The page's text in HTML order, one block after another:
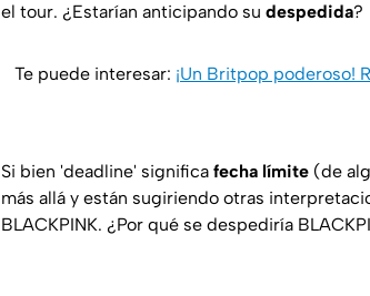
el tour. ¿Estarían anticipando su despedida?
Te puede interesar: ¡Un Britpop poderoso!
Si bien 'deadline' significa fecha límite (de
más allá y están sugiriendo otras
BLACKPINK. ¿Por qué se despediría